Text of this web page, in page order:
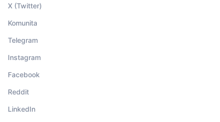
X (Twitter)
Komunita
Telegram
Instagram
Facebook
Reddit
LinkedIn